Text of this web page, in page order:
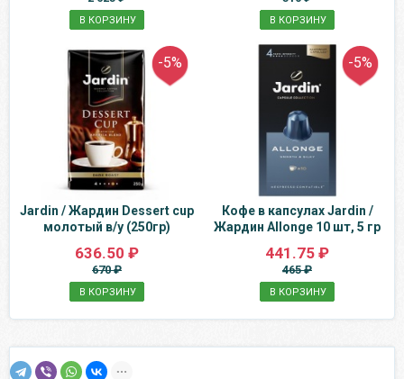
В КОРЗИНУ В КОРЗИНУ
-5%
Jardin / Жардин Dessert cup
молотый в/у (250гр)
636.50 ₽
670 ₽
В КОРЗИНУ
-5%
Кофе в капсулах Jardin /
Жардин Allonge 10 шт, 5 гр
441.75 ₽
465 ₽
В КОРЗИНУ